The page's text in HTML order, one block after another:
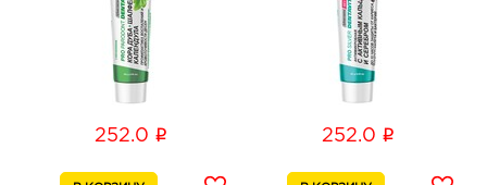
252.0 i 252.0 i